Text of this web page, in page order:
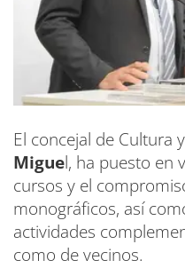
El concejal de Cultura
Miguel, ha puesto en
cursos y el
monográficos, así
actividades
como de vecinos.